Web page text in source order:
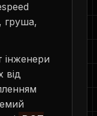
груша,
інженери
від